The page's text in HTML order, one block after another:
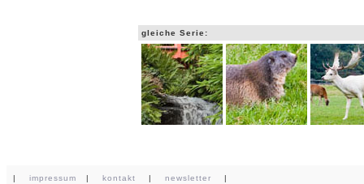
gleiche Serie:
| impressum | kontakt | newsletter |